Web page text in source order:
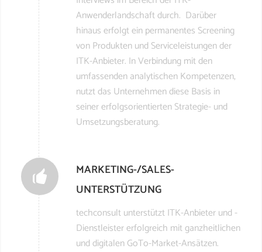
Anwenderlandschaft durch. Darüber
hinaus erfolgt ein permanentes Screening
von Produkten und Serviceleistungen der
ITK-Anbieter. In Verbindung mit den
umfassenden analytischen Kompetenzen,
nutzt das Unternehmen diese Basis in
seiner erfolgsorientierten Strategie- und
Umsetzungsberatung.
MARKETING-/SALES-
UNTERSTÜTZUNG
techconsult unterstützt ITK-Anbieter und -
Dienstleister erfolgreich mit ganzheitlichen
und digitalen GoTo-Market-Ansätzen.